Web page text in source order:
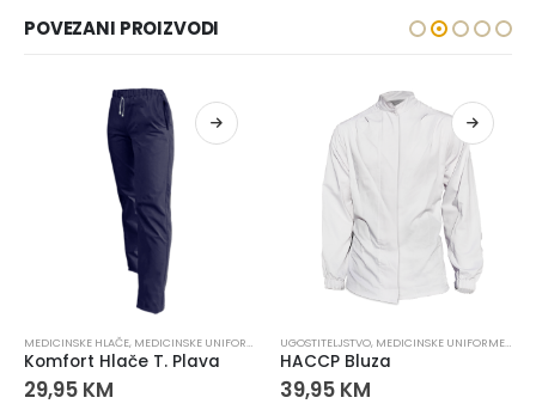
POVEZANI PROIZVODI
MEDICINSKE HLAČE, MEDICINSKE UNIFORME UGOSTITELJSTVO
Komfort Hlače T. Plava
29,95 KM
UGOSTITELJSTVO, MEDICINSKE UNIFORME
HACCP Bluza
39,95 KM